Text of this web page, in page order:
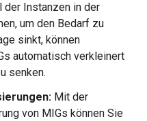
der Instanzen in der
um den Bedarf zu
sinkt, können
automatisch verkleinert
senken.
Mit der
von MIGs können Sie